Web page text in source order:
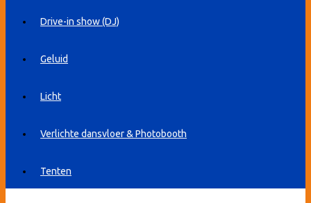
Drive-in show (DJ)
Geluid
Licht
Verlichte dansvloer & Photobooth
Tenten